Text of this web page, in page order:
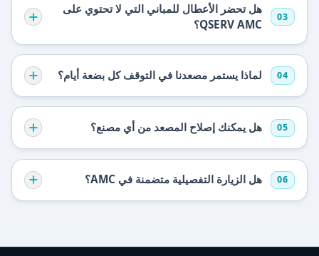
03
هل تحضر الأعطال للمباني التي لا تحتوي على
QSERV AMC؟
04 لماذا يستمر مصعدنا في التوقف كل بضعة أيام؟
05 هل يمكنك إصلاح المصعد من أي مصنع؟
06 هل الزيارة التفصيلية متضمنة في AMC؟